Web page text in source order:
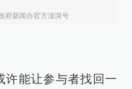
府新闻办官方澎湃号
许能让参与者找回一